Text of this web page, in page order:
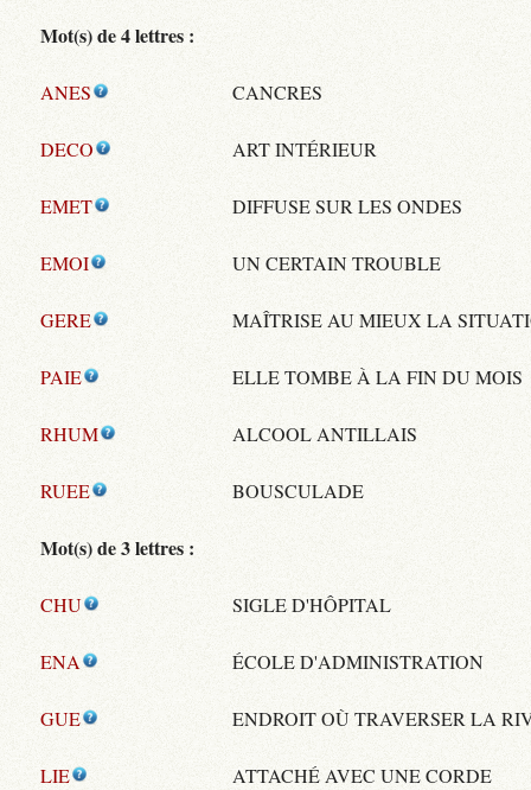
Mot(s) de 4 lettres :
ANES CANCRES
DECO ART INTÉRIEUR
EMET DIFFUSE SUR LES ONDES
EMOI UN CERTAIN TROUBLE
GERE MAÎTRISE AU MIEUX LA
PAIE ELLE TOMBE À LA FIN DU MOIS
RHUM ALCOOL ANTILLAIS
RUEE BOUSCULADE
Mot(s) de 3 lettres :
CHU SIGLE D'HÔPITAL
ENA ÉCOLE D'ADMINISTRATION
GUE ENDROIT OÙ TRAVERSER LA
LIE ATTACHÉ AVEC UNE CORDE